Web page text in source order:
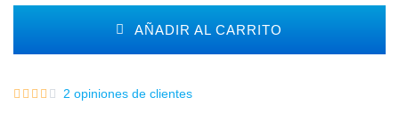
AÑADIR AL CARRITO
2 opiniones de clientes